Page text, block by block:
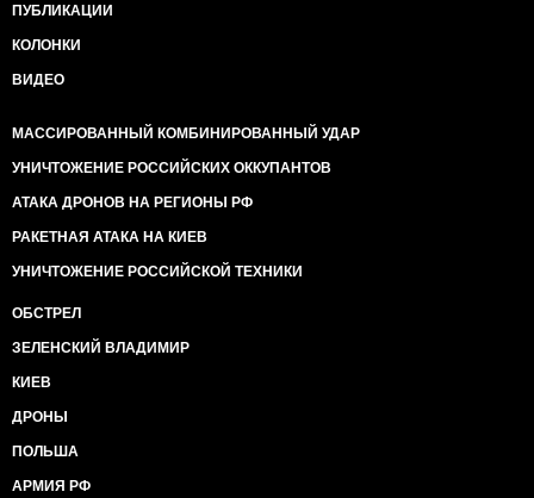
ПУБЛИКАЦИИ
КОЛОНКИ
ВИДЕО
МАССИРОВАННЫЙ КОМБИНИРОВАННЫЙ УДАР
УНИЧТОЖЕНИЕ РОССИЙСКИХ ОККУПАНТОВ
АТАКА ДРОНОВ НА РЕГИОНЫ РФ
РАКЕТНАЯ АТАКА НА КИЕВ
УНИЧТОЖЕНИЕ РОССИЙСКОЙ ТЕХНИКИ
ОБСТРЕЛ
ЗЕЛЕНСКИЙ ВЛАДИМИР
КИЕВ
ДРОНЫ
ПОЛЬША
АРМИЯ РФ